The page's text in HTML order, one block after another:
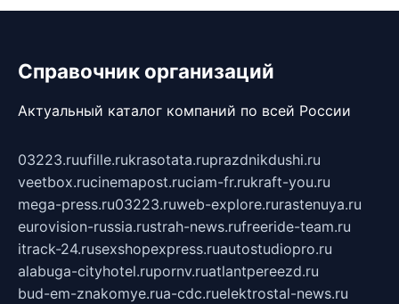
Справочник организаций
Актуальный каталог компаний по всей России
03223.ruufille.rukrasotata.ruprazdnikdushi.ru
veetbox.rucinemapost.ruciam-fr.rukraft-you.ru
mega-press.ru03223.ruweb-explore.rurastenuya.ru
eurovision-russia.rustrah-news.rufreeride-team.ru
itrack-24.rusexshopexpress.ruautostudiopro.ru
alabuga-cityhotel.rupornv.ruatlantpereezd.ru
bud-em-znakomye.rua-cdc.ruelektrostal-news.ru